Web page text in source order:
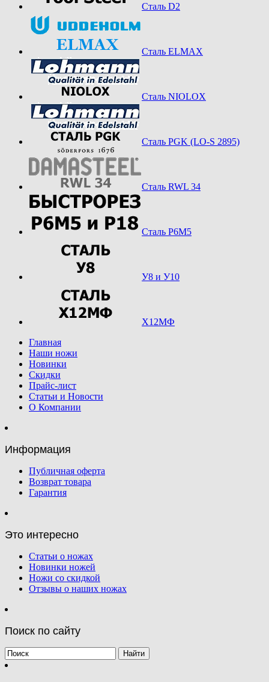
Сталь D2
Сталь ELMAX
Сталь NIOLOX
Сталь PGK (LO-S 2895)
Сталь RWL 34
Сталь Р6М5
У8 и У10
Х12МФ
Главная
Наши ножи
Новинки
Скидки
Прайс-лист
Статьи и Новости
О Компании
Информация
Публичная оферта
Возврат товара
Гарантия
Это интересно
Статьи о ножах
Новинки ножей
Ножи со скидкой
Отзывы о наших ножах
Поиск по сайту